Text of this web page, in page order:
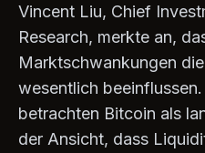
Vincent Liu, Chief
Research, merkte an,
Marktschwankungen
wesentlich
betrachten Bitcoin als
der Ansicht, dass